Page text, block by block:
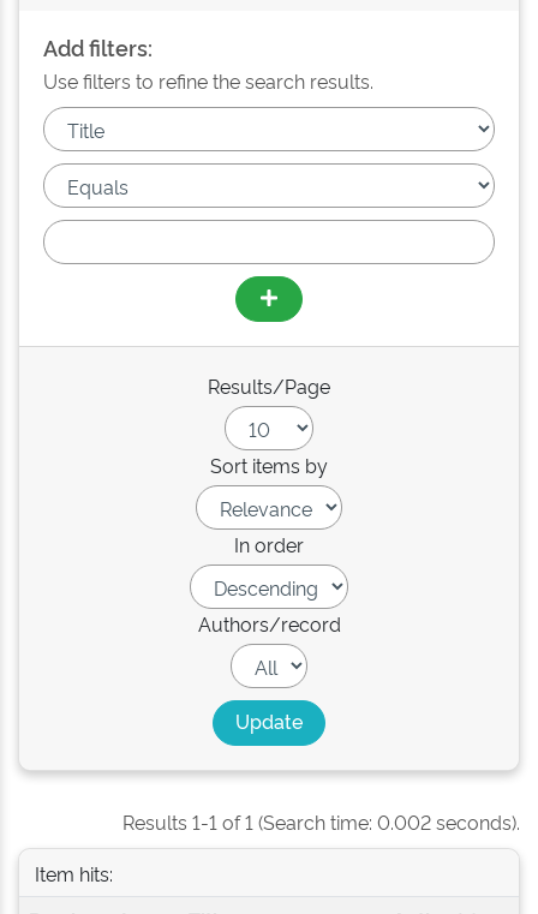
Add filters:
Use filters to refine the search results.
Results/Page
Sort items by
In order
Authors/record
Results 1-1 of 1 (Search time: 0.002 seconds).
Item hits: